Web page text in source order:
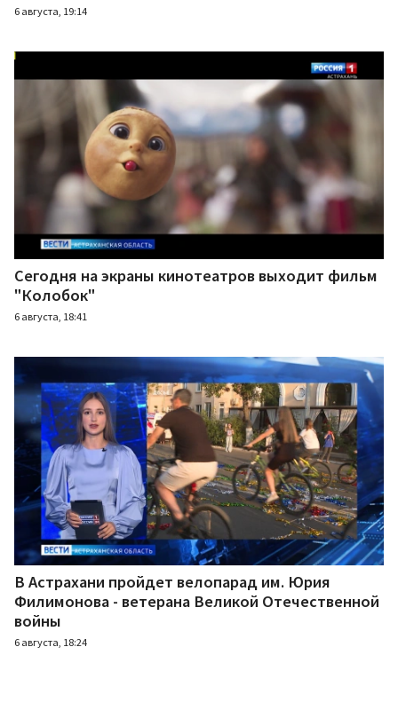
6 августа, 19:14
Сегодня на экраны кинотеатров выходит фильм
"Колобок"
6 августа, 18:41
В Астрахани пройдет велопарад им. Юрия
Филимонова - ветерана Великой Отечественной
войны
6 августа, 18:24